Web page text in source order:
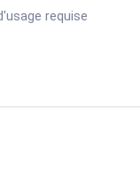
requise